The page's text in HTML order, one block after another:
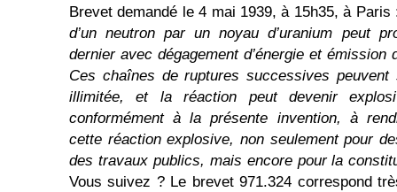
Brevet demandé le 4 mai 1939, à 15h35, à
d’un neutron par un noyau d’uranium peut
dernier avec dégagement d’énergie et émission
Ces chaînes de ruptures successives peuvent
illimitée, et la réaction peut devenir
conformément à la présente invention, à
cette réaction explosive, non seulement pour
des travaux publics, mais encore pour la
Vous suivez ? Le brevet 971.324 correspond